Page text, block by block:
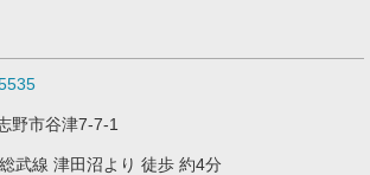
野市谷津7-7-1
武線 津田沼より 徒歩 約4分